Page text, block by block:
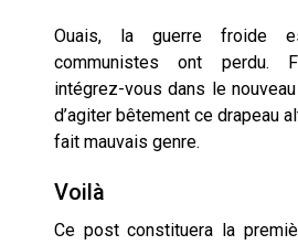
Ouais, la guerre froide
communistes ont perdu.
intégrez-vous dans le
d’agiter bêtement ce drapeau
fait mauvais genre.
Voilà
Ce post constituera la